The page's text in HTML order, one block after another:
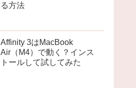
る方法
Affinity 3はMacBook
Air（M4）で動く？インス
トールして試してみた